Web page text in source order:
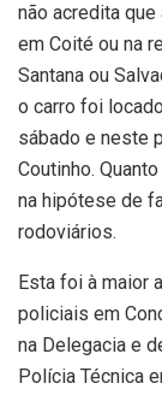
não acredita
em Coité ou na
Santana ou
o carro foi
sábado e neste
Coutinho.
na hipótese de
rodoviários.
Esta foi à maior
policiais em
na Delegacia e
Polícia Técnica